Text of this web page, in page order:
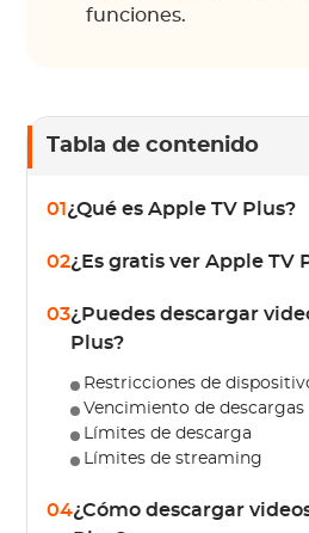
funciones.
Tabla de contenido
01 ¿Qué es Apple TV Plus?
02¿Es gratis ver Apple TV
03¿Puedes descargar
Plus?
Restricciones de
Vencimiento de descargas
Límites de descarga
Límites de streaming
04¿Cómo descargar